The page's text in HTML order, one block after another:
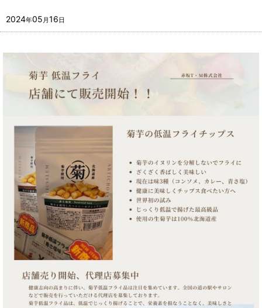
2024年05 月16日